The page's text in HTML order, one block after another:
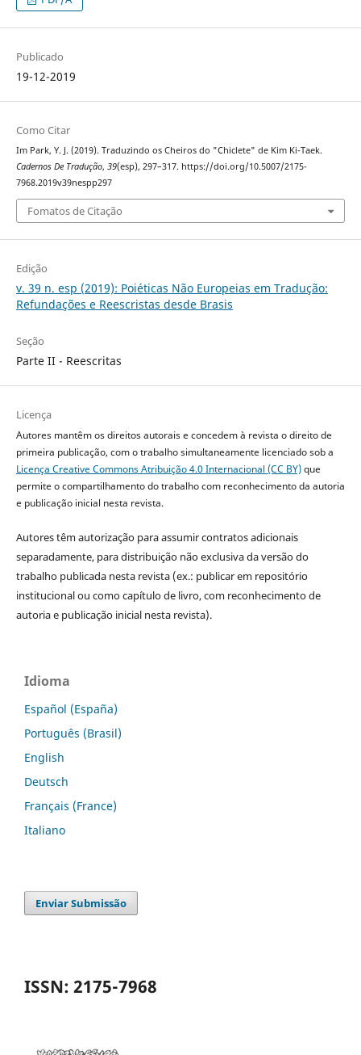
Publicado
19-12-2019
Como Citar
Im Park, Y. J. (2019). Traduzindo os Cheiros do "Chiclete" de Kim Ki-Taek.
Cadernos De Tradução, 39(esp), 297–317. https://doi.org/10.5007/2175-
7968.2019v39nespp297
Fomatos de Citação
Edição
v. 39 n. esp (2019): Poiéticas Não Europeias em Tradução:
Refundações e Reescristas desde Brasis
Seção
Parte II - Reescritas
Licença
Autores mantêm os direitos autorais e concedem à revista o direito de
primeira publicação, com o trabalho simultaneamente licenciado sob a
Licença Creative Commons Atribuição 4.0 Internacional (CC BY)que
permite o compartilhamento do trabalho com reconhecimento da autoria
e publicação inicial nesta revista.
Autores têm autorização para assumir contratos adicionais
separadamente, para distribuição não exclusiva da versão do
trabalho publicada nesta revista (ex.: publicar em repositório
institucional ou como capítulo de livro, com reconhecimento de
autoria e publicação inicial nesta revista).
Idioma
Español (España)
Português (Brasil)
English
Deutsch
Français (France)
Italiano
Enviar Submissão
ISSN: 2175-7968